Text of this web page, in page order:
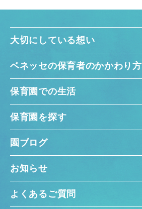
大切にしている想い
ベネッセの保育者のかかわり方
保育園での生活
保育園を探す
園ブログ
お知らせ
よくあるご質問